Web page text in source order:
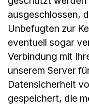
ausgeschlossen,
Unbefugten zur
eventuell sogar
Verbindung mit
unserem Server
Datensicherheit
gespeichert, die